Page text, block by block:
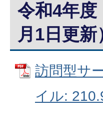
令和4年
月1日更新
訪問型サ
イル: